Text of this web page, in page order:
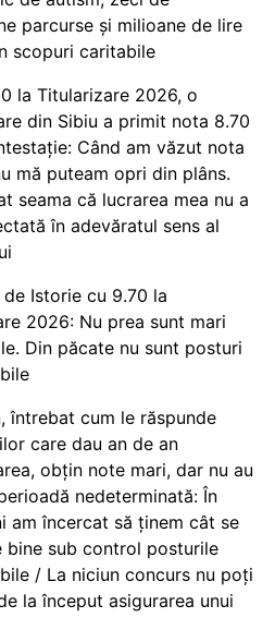
parcurse și milioane de lire
scopuri caritabile
la Titularizare 2026, o
din Sibiu a primit nota 8.70
Când am văzut nota
mă puteam opri din plâns.
seama că lucrarea mea nu a
în adevăratul sens al
Istorie cu 9.70 la
2026: Nu prea sunt mari
Din păcate nu sunt posturi
întrebat cum le răspunde
care dau an de an
obțin note mari, dar nu au
nedeterminată: În
am încercat să ținem cât se
bine sub control posturile
/ La niciun concurs nu poți
la început asigurarea unui